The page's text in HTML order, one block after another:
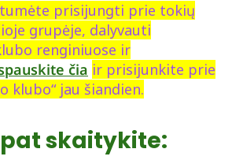
prisijungti prie tokių
grupėje, dalyvauti
renginiuose ir
čia ir prisijunkite prie
klubo“ jau šiandien.
skaitykite: